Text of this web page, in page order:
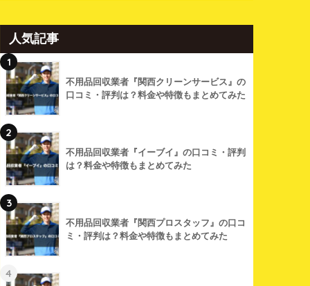
人気記事
1
不用品回収業者『関西クリーンサービス』の
口コミ・評判は？料金や特徴もまとめてみた
2
不用品回収業者『イーブイ』の口コミ・評判
は？料金や特徴もまとめてみた
3
不用品回収業者『関西プロスタッフ』の口コ
ミ・評判は？料金や特徴もまとめてみた
4